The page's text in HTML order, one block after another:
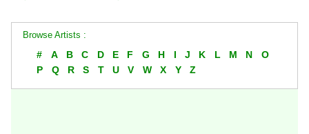
Browse Artists :
# A B C D E F G H I J K L M N
O
P
Q R S T U V W X Y Z